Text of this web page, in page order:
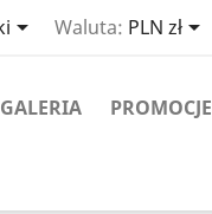
 Waluta: PLN zł
GALERIA PROMOCJE